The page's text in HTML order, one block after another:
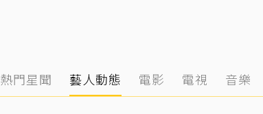
熱門星聞 藝人動態 電影 電視 音樂